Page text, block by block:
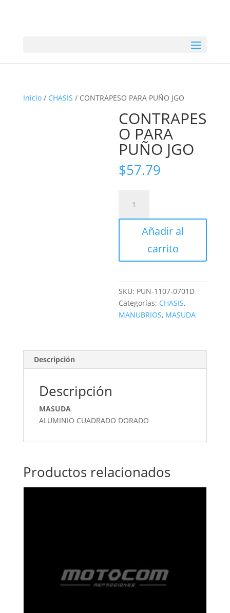
Inicio/ CHASIS / CONTRAPESO PARA PUÑO JGO
CONTRAPES
O PARA
PUÑO JGO
$57.79
PARA
PUÑO
Añadir al
carrito
SKU: PUN-1107-0701D
Categorías: CHASIS,
MANUBRIOS, MASUDA
Descripción
Descripción
MASUDA
ALUMINIO CUADRADO DORADO
Productos relacionados